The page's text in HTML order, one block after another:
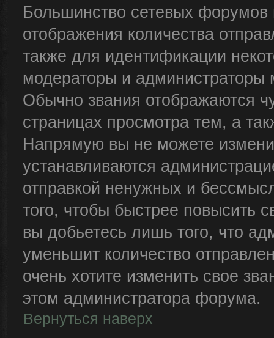
Большинство сетевых форумов
отображения количества
также для идентификации
модераторы и администраторы
Обычно звания отображаются
страницах просмотра тем, а
Напрямую вы не можете
устанавливаются
отправкой ненужных и
того, чтобы быстрее повысить
вы добьетесь лишь того, что
уменьшит количество
очень хотите изменить свое
этом администратора форума.
Вернуться наверх